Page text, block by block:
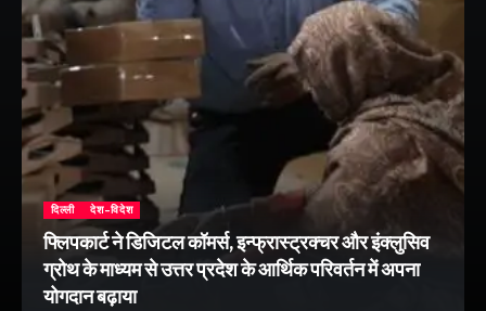
दिल्ली देश-विदेश
फ्लिपकार्ट ने डिजिटल कॉमर्स, इन्फ्रास्ट्रक्चर और इंक्लुसिव
ग्रोथ के माध्यम से उत्तर प्रदेश के आर्थिक परिवर्तन में अपना
योगदान बढ़ाया